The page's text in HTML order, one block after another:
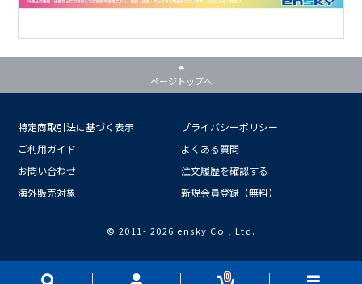
0
ページトップへ
特定商取引法に基づく表示
プライバシーポリシー
ご利用ガイド
よくある質問
お問い合わせ
注文履歴を確認する
海外販売対象
新規会員登録（無料）
© 2011- 2026 ensky Co., Ltd.